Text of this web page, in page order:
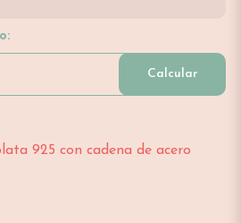
Calcular
925 con cadena de acero